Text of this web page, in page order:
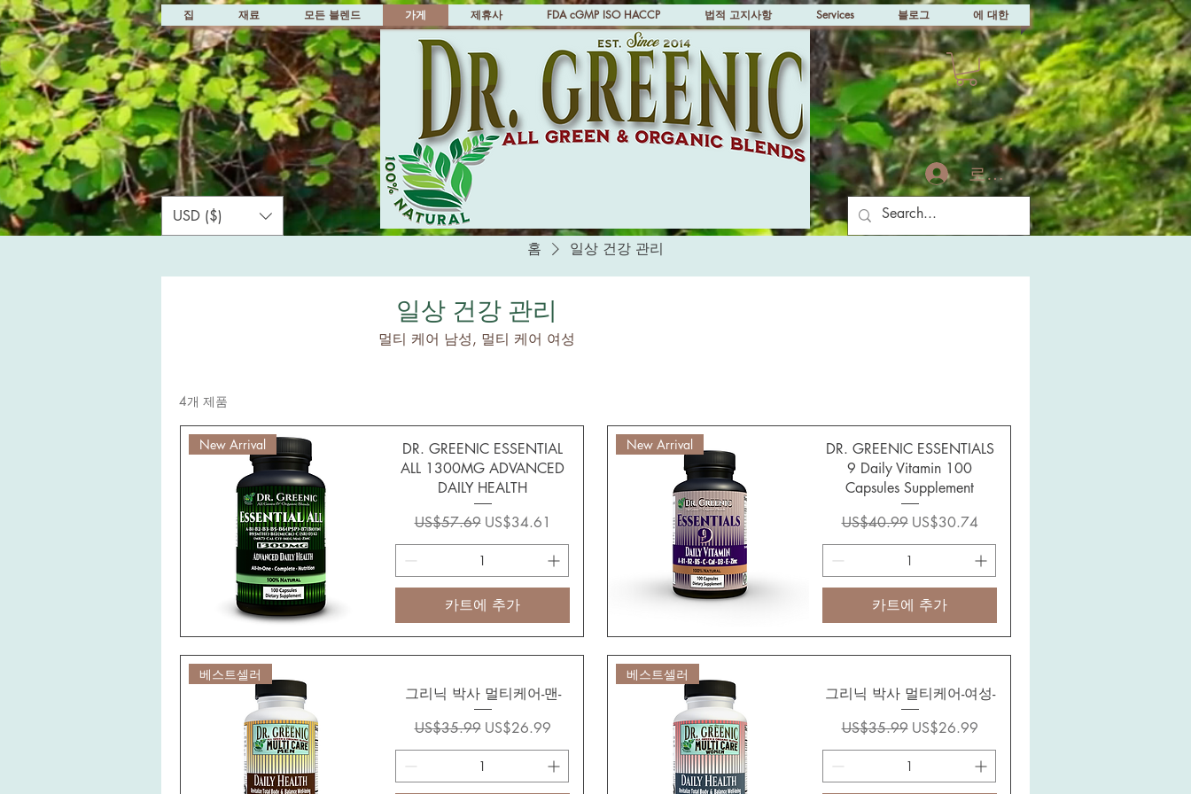
집 재료 모든 블렌드 가게 제휴사 FDA cGMP ISO HACCP 법적 고지사항 Services 블로그 에 대한
USD ($)
로그인
홈 일상 건강 관리
일상 건강 관리
멀티 케어 남성, 멀티 케어 여성
4개 제품
New Arrival
DR. GREENIC ESSENTIAL
ALL 1300MG ADVANCED
DAILY HEALTH
일반가
US$57.69 할인가
US$34.61
카트에 추가
New Arrival
DR. GREENIC ESSENTIALS
9 Daily Vitamin 100
Capsules Supplement
일반가
US$40.99 할인가
US$30.74
카트에 추가
베스트셀러
그리닉 박사 멀티케어-맨-
일반가
US$35.99 할인가
US$26.99
베스트셀러
그리닉 박사 멀티케어-여성-
일반가
US$35.99 할인가
US$26.99